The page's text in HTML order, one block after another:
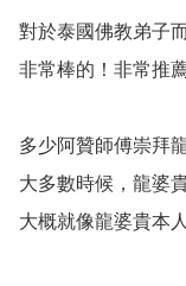
對於泰國佛教弟子
非常棒的！非常推
多少阿贊師傅崇拜
大多數時候，龍婆
大概就像龍婆貴本